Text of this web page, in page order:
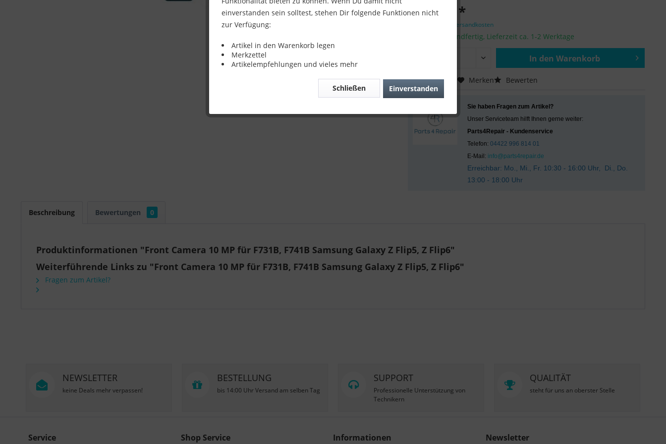
24,90 € *
zzgl. Versandkosten
Sofort versandfertig, Lieferzeit ca. 1-2 Werktage
In den Warenkorb
Vergleichen Merken Bewerten
Sie haben Fragen zum Artikel?
Unser Serviceteam hilft Ihnen gerne weiter:
Parts4Repair - Kundenservice
Telefon:04422 996 814 01
E-Mail: info@parts4repair.de
Erreichbar: Mo., Mi., Fr. 10:30 - 16:00 Uhr, Di., Do.
13:00 - 18:00 Uhr
Beschreibung Bewertungen 0
Produktinformationen "Front Camera 10 MP für F731B, F741B Samsung Galaxy Z Flip5, Z Flip6"
Weiterführende Links zu "Front Camera 10 MP für F731B, F741B Samsung Galaxy Z Flip5, Z Flip6"
Fragen zum Artikel?
NEWSLETTER
keine Deals mehr verpassen!
BESTELLUNG
bis 14:00 Uhr Versand am selben Tag
SUPPORT
Professionelle Unterstützung von
Technikern
QUALITÄT
steht für uns an oberster Stelle
Service Shop Service Informationen Newsletter
einverstanden sein solltest, stehen Dir folgende Funktionen nicht
zur Verfügung:
Artikel in den Warenkorb legen
Merkzettel
Artikelempfehlungen und vieles mehr
Einverstanden
Schließen